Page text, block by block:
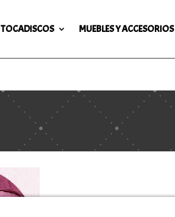
TOCADISCOS MUEBLES Y ACCESORIOS